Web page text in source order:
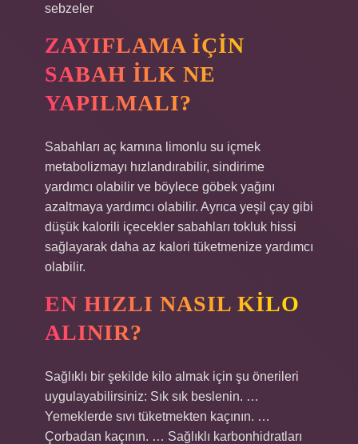
sebzeler
ZAYIFLAMA IÇIN
SABAH ILK NE
YAPILMALI?
Sabahları aç karnına limonlu su içmek
metabolizmayı hızlandırabilir, sindirime
yardımcı olabilir ve böylece göbek yağını
azaltmaya yardımcı olabilir. Ayrıca yeşil çay gibi
düşük kalorili içecekler sabahları tokluk hissi
sağlayarak daha az kalori tüketmenize yardımcı
olabilir.
EN HIZLI NASIL KILO
ALINIR?
Sağlıklı bir şekilde kilo almak için şu önerileri
uygulayabilirsiniz: Sık sık beslenin. …
Yemeklerde sıvı tüketmekten kaçının. …
Çorbadan kaçının. … Sağlıklı karbonhidratları